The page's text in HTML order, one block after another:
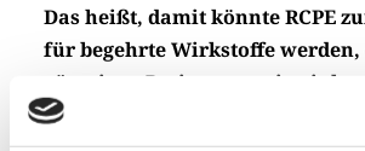
Das heißt, damit könnte RCPE
für begehrte Wirkstoffe werden,
günstigen Preisen massiv
Knappheit an den